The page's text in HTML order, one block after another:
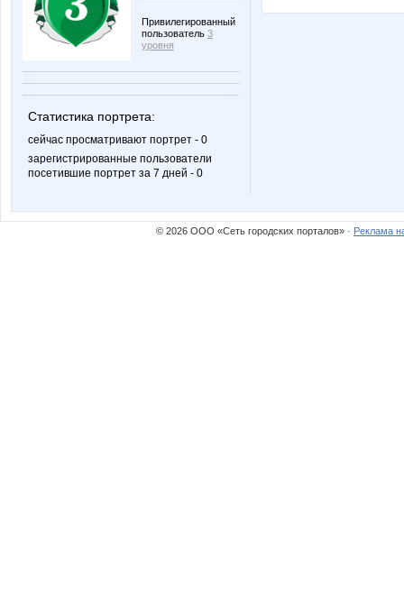
Привилегированный
пользователь 3
уровня
Статистика портрета:
сейчас просматривают портрет - 0
зарегистрированные пользователи
посетившие портрет за 7 дней - 0
© 2026 ООО «Сеть городских порталов» · Реклама